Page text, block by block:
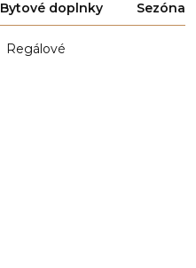
Bytové doplnky Sezóna
Regálové